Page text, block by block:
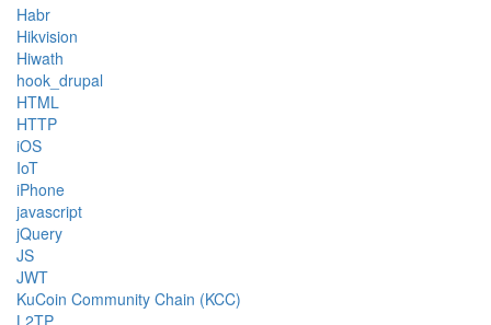
Habr
Hikvision
Hiwath
hook_drupal
HTML
HTTP
iOS
IoT
iPhone
javascript
jQuery
JS
JWT
KuCoin Community Chain (KCC)
L2TP